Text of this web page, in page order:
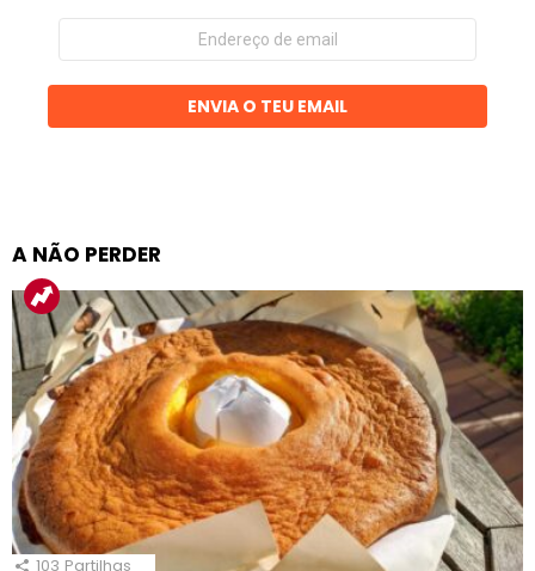
Endereço
email
ENVIA O TEU EMAIL
A NÃO PERDER
103 Partilhas